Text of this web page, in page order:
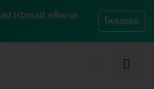
ป HDmall ครั้งแรก
โหลดเลย